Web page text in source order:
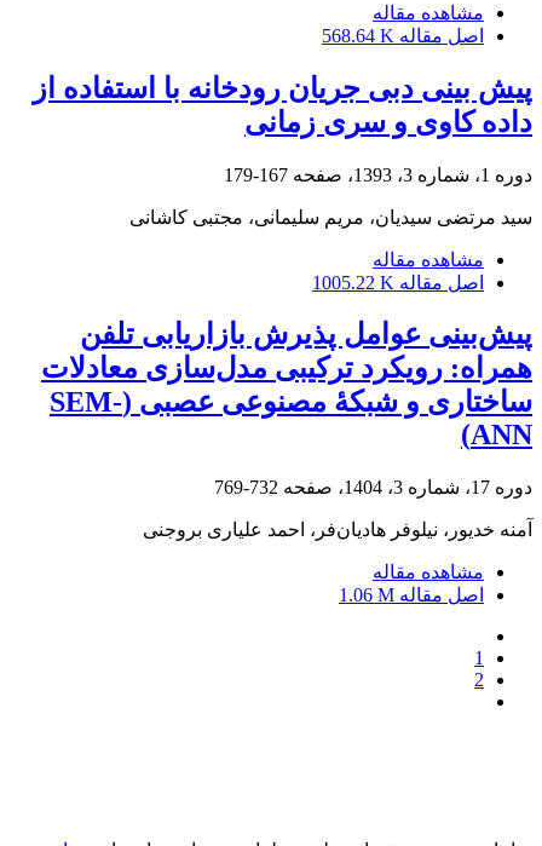
مشاهده مقاله
اصل مقاله 568.64 K
پیش بینی دبی جریان رودخانه با استفاده از
داده کاوی و سری زمانی
دوره 1، شماره 3، 1393، صفحه 167-179
سید مرتضی سیدیان، مریم سلیمانی، مجتبی کاشانی
مشاهده مقاله
اصل مقاله 1005.22 K
پیش‌بینی عوامل پذیرش بازاریابی تلفن
همراه: رویکرد ترکیبی مدل‌سازی معادلات
ساختاری و شبکۀ مصنوعی عصبی (SEM-
ANN)
دوره 17، شماره 3، 1404، صفحه 732-769
آمنه خدیور، نیلوفر هادیان‌فر، احمد علیاری بروجنی
مشاهده مقاله
اصل مقاله 1.06 M
1
2